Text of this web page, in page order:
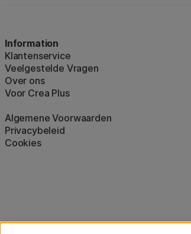
Information
Klantenservice
Veelgestelde Vragen
Over ons
Voor Crea Plus
Algemene Voorwaarden
Privacybeleid
Cookies